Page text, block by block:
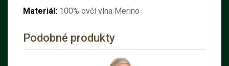
Materiál: 100% ovčí vlna Merino
Podobné produkty